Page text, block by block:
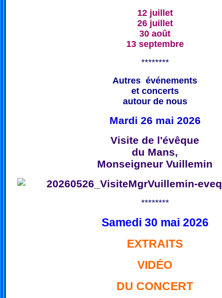
12 juillet
26 juillet
30 août
13 septembre
********
Autres événements
et concerts
autour de nous
Mardi 26 mai 2026
Visite de l'évêque
du Mans,
Monseigneur Vuillemin
********
Samedi 30 mai 2026
EXTRAITS
VIDÉO
DU CONCERT